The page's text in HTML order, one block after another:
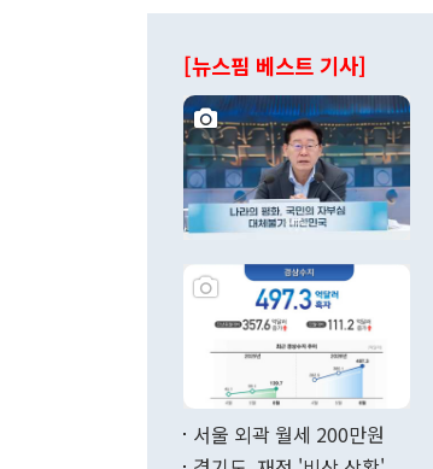
[뉴스핌 베스트 기사]
서울 외곽 월세 200만원